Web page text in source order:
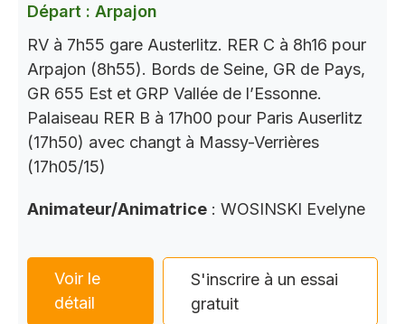
Départ : Arpajon
RV à 7h55 gare Austerlitz. RER C à 8h16 pour
Arpajon (8h55). Bords de Seine, GR de Pays,
GR 655 Est et GRP Vallée de l’Essonne.
Palaiseau RER B à 17h00 pour Paris Auserlitz
(17h50) avec changt à Massy-Verrières
(17h05/15)
Animateur/Animatrice : WOSINSKI Evelyne
Voir le
détail
S'inscrire à un essai
gratuit